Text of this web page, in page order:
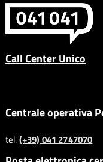
Call Center Unico
Centrale operativa
tel.(+39) 041 2747070